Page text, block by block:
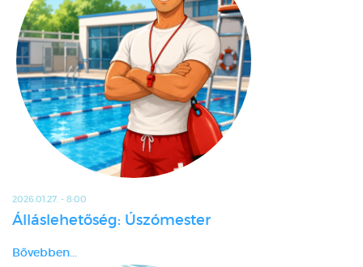
2026.01.27. - 8:00
Álláslehetőség: Úszómester
Bővebben...